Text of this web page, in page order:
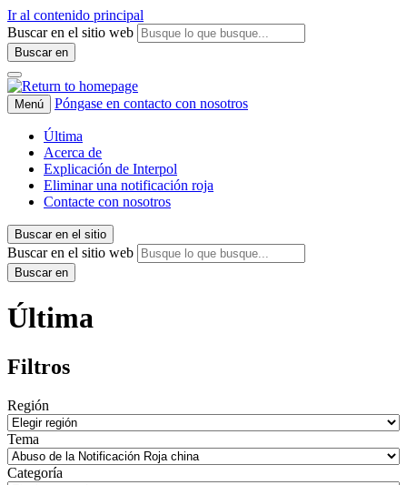
Ir al contenido principal
Buscar en el sitio web
Buscar en
Menú Póngase en contacto con nosotros
Última
Acerca de
Explicación de Interpol
Eliminar una notificación roja
Contacte con nosotros
Buscar en el sitio
Buscar en el sitio web
Buscar en
Última
Filtros
Región
Tema
Categoría